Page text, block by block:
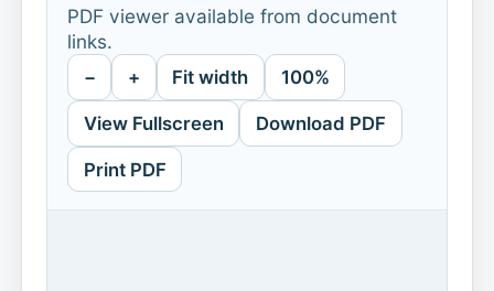
PDF viewer available from document
links.
− + Fit width 100%
View Fullscreen Download PDF
Print PDF